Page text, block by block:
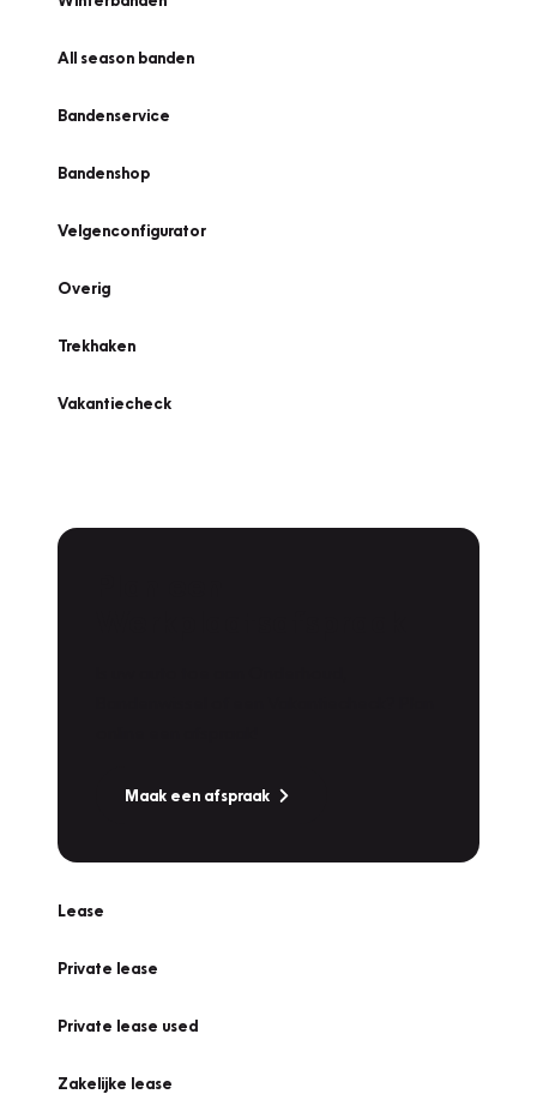
All season banden
Bandenservice
Bandenshop
Velgenconfigurator
Overig
Trekhaken
Vakantiecheck
Maak een afspraak
Lease
Private lease
Private lease used
Zakelijke lease